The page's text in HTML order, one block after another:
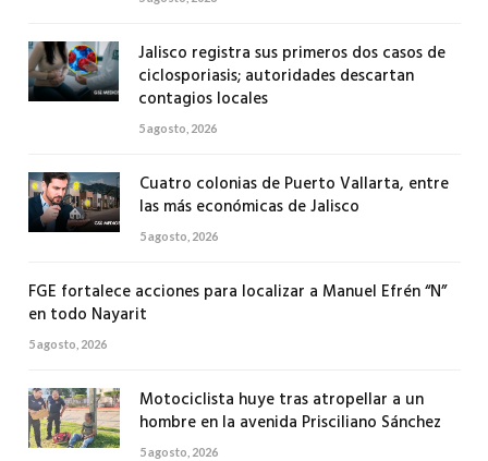
Jalisco registra sus primeros dos casos de
ciclosporiasis; autoridades descartan
contagios locales
5 agosto, 2026
Cuatro colonias de Puerto Vallarta, entre
las más económicas de Jalisco
5 agosto, 2026
FGE fortalece acciones para localizar a Manuel Efrén “N”
en todo Nayarit
5 agosto, 2026
Motociclista huye tras atropellar a un
hombre en la avenida Prisciliano Sánchez
5 agosto, 2026